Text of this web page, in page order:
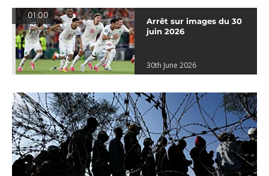
01:00
Arrêt sur images du 30
juin 2026
30th June 2026